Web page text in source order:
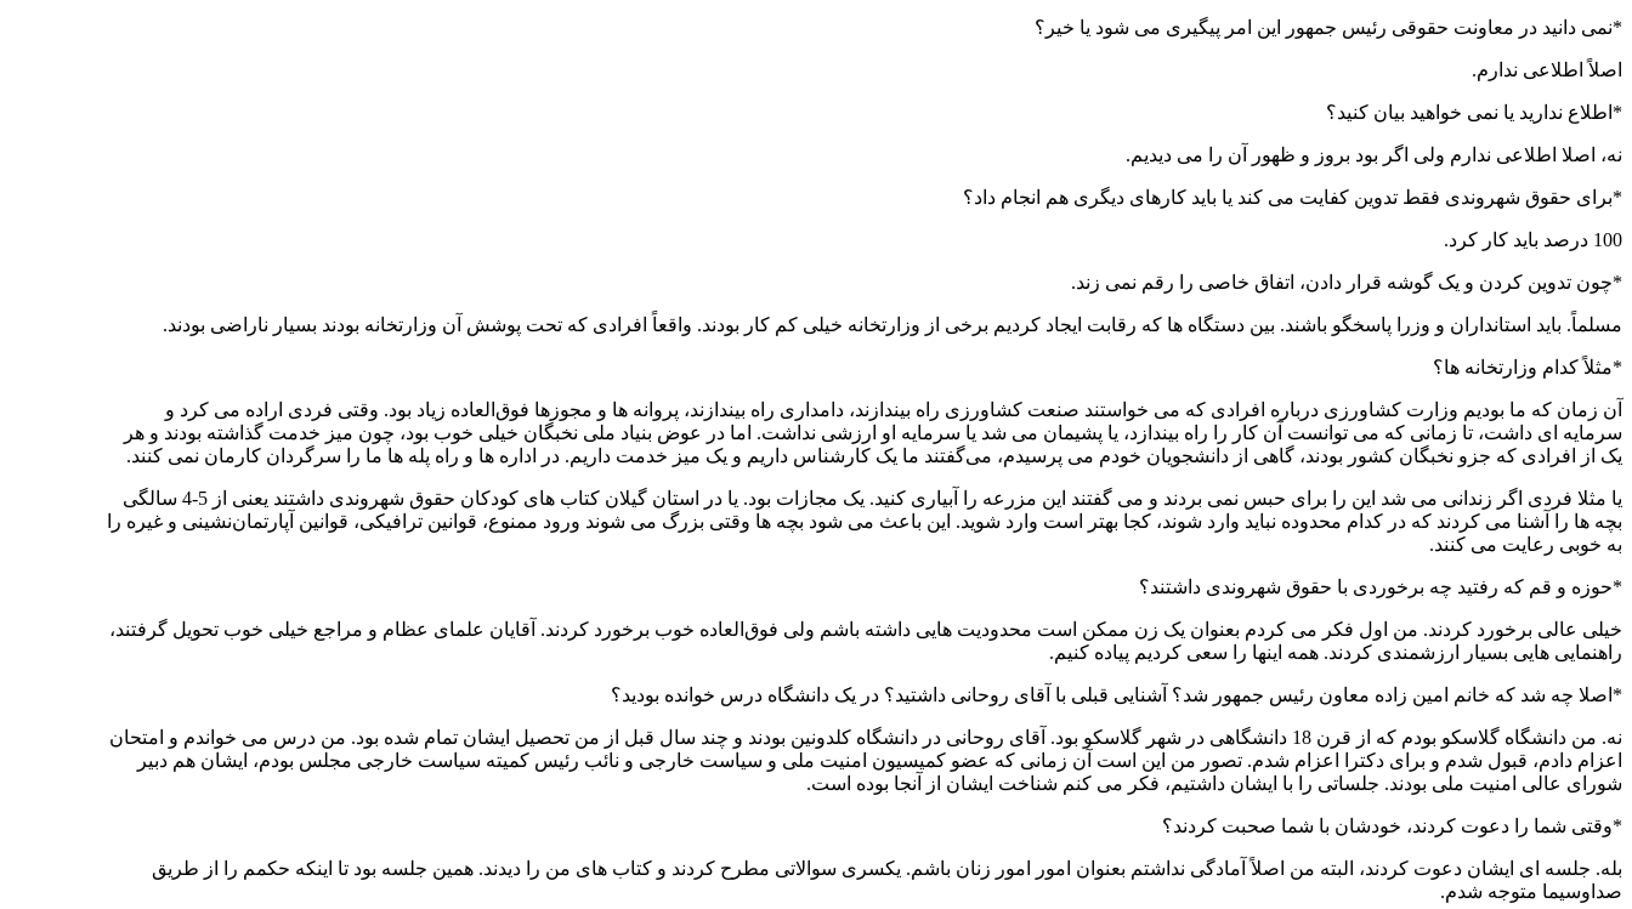
*نمی دانید در معاونت حقوقی رئیس جمهور این امر پیگیری می شود یا خیر؟
اصلاً اطلاعی ندارم.
*اطلاع ندارید یا نمی خواهید بیان کنید؟
نه، اصلا اطلاعی ندارم ولی اگر بود بروز و ظهور آن را می دیدیم.
*برای حقوق شهروندی فقط تدوین کفایت می کند یا باید کارهای دیگری هم انجام داد؟
100 درصد باید کار کرد.
*چون تدوین کردن و یک گوشه قرار دادن، اتفاق خاصی را رقم نمی زند.
مسلماً. باید استانداران و وزرا پاسخگو باشند. بین دستگاه ها که رقابت ایجاد کردیم برخی از وزارتخانه خیلی کم کار بودند. واقعاً افرادی که تحت پوشش آن وزارتخانه بودند بسیار ناراضی بودند.
*مثلاً کدام وزارتخانه ها؟
آن زمان که ما بودیم وزارت کشاورزی درباره افرادی که می خواستند صنعت کشاورزی راه بیندازند، دامداری راه بیندازند، پروانه ها و مجوزها فوق‌العاده زیاد بود. وقتی فردی اراده می کرد و
سرمایه ای داشت، تا زمانی که می توانست آن کار را راه بیندازد، یا پشیمان می شد یا سرمایه او ارزشی نداشت. اما در عوض بنیاد ملی نخبگان خیلی خوب بود، چون میز خدمت گذاشته بودند و هر
یک از افرادی که جزو نخبگان کشور بودند، گاهی از دانشجویان خودم می پرسیدم، می‌گفتند ما یک کارشناس داریم و یک میز خدمت داریم. در اداره ها و راه پله ها ما را سرگردان کارمان نمی کنند.
یا مثلا فردی اگر زندانی می شد این را برای حبس نمی بردند و می گفتند این مزرعه را آبیاری کنید. یک مجازات بود. یا در استان گیلان کتاب های کودکان حقوق شهروندی داشتند یعنی از 5-4 سالگی
بچه ها را آشنا می کردند که در کدام محدوده نباید وارد شوند، کجا بهتر است وارد شوید. این باعث می شود بچه ها وقتی بزرگ می شوند ورود ممنوع، قوانین ترافیکی، قوانین آپارتمان‌نشینی و غیره را
به خوبی رعایت می کنند.
*حوزه و قم که رفتید چه برخوردی با حقوق شهروندی داشتند؟
خیلی عالی برخورد کردند. من اول فکر می کردم بعنوان یک زن ممکن است محدودیت هایی داشته باشم ولی فوق‌العاده خوب برخورد کردند. آقایان علمای عظام و مراجع خیلی خوب تحویل گرفتند،
راهنمایی هایی بسیار ارزشمندی کردند. همه اینها را سعی کردیم پیاده کنیم.
*اصلا چه شد که خانم امین زاده معاون رئیس جمهور شد؟ آشنایی قبلی با آقای روحانی داشتید؟ در یک دانشگاه درس خوانده بودید؟
نه. من دانشگاه گلاسکو بودم که از قرن 18 دانشگاهی در شهر گلاسکو بود. آقای روحانی در دانشگاه کلدونین بودند و چند سال قبل از من تحصیل ایشان تمام شده بود. من درس می خواندم و امتحان
اعزام دادم، قبول شدم و برای دکترا اعزام شدم. تصور من این است آن زمانی که عضو کمیسیون امنیت ملی و سیاست خارجی و نائب رئیس کمیته سیاست خارجی مجلس بودم، ایشان هم دبیر
شورای عالی امنیت ملی بودند. جلساتی را با ایشان داشتیم، فکر می کنم شناخت ایشان از آنجا بوده است.
*وقتی شما را دعوت کردند، خودشان با شما صحبت کردند؟
بله. جلسه ای ایشان دعوت کردند، البته من اصلاً آمادگی نداشتم بعنوان امور امور زنان باشم. یکسری سوالاتی مطرح کردند و کتاب های من را دیدند. همین جلسه بود تا اینکه حکمم را از طریق
صداوسیما متوجه شدم.